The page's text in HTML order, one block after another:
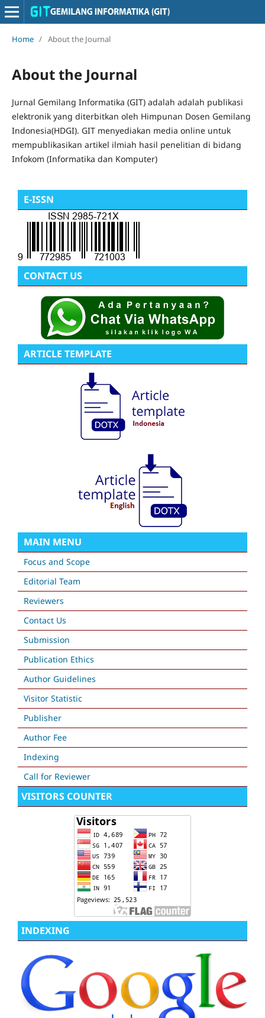
Home / About the Journal
About the Journal
Jurnal Gemilang Informatika (GIT) adalah adalah publikasi
elektronik yang diterbitkan oleh Himpunan Dosen Gemilang
Indonesia(HDGI). GIT menyediakan media online untuk
mempublikasikan artikel ilmiah hasil penelitian di bidang
Infokom (Informatika dan Komputer)
E-ISSN
CONTACT US
ARTICLE TEMPLATE
MAIN MENU
Focus and Scope
Editorial Team
Reviewers
Contact Us
Submission
Publication Ethics
Author Guidelines
Visitor Statistic
Publisher
Author Fee
Indexing
Call for Reviewer
VISITORS COUNTER
INDEXING